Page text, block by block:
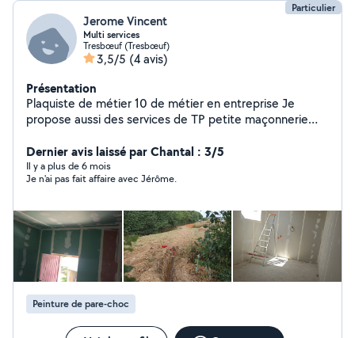
Particulier
Jerome Vincent
Multi services
Tresbœuf (Tresbœuf)
3,5/5 (4 avis)
Présentation
Plaquiste de métier 10 de métier en entreprise Je
propose aussi des services de TP petite maçonnerie
Dernier avis laissé par Chantal : 3/5
Il y a plus de 6 mois
Je n'ai pas fait affaire avec Jérôme.
Peinture de pare-choc